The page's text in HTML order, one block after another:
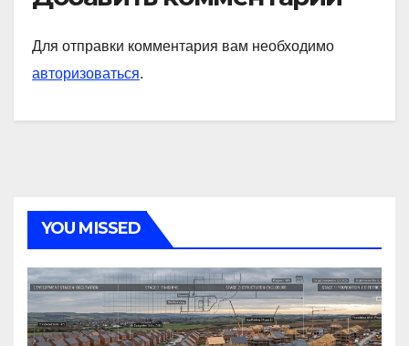
Для отправки комментария вам необходимо
авторизоваться.
YOU MISSED